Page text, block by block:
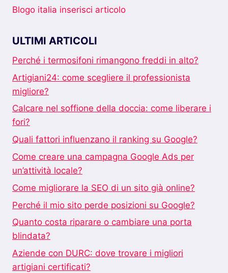
Blogo italia inserisci articolo
ULTIMI ARTICOLI
Perché i termosifoni rimangono freddi in alto?
Artigiani24: come scegliere il professionista
migliore?
Calcare nel soffione della doccia: come liberare i
fori?
Quali fattori influenzano il ranking su Google?
Come creare una campagna Google Ads per
un’attività locale?
Come migliorare la SEO di un sito già online?
Perché il mio sito perde posizioni su Google?
Quanto costa riparare o cambiare una porta
blindata?
Aziende con DURC: dove trovare i migliori
artigiani certificati?